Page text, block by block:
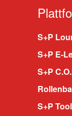
S+P
S+P E-
S+P
S+P